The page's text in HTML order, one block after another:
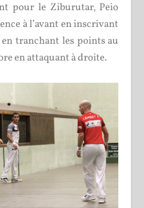
pour le Ziburutar, Peio
à l’avant en inscrivant
tranchant les points au
en attaquant à droite.